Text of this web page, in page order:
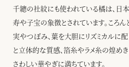
千總の社紋にも使われている橘は、日
寿や子宝の象徴とされています。ころん
実やつぼみ、葉を大胆にリズミカルに
と立体的な質感、箔糸やラメ糸の煌め
さわしい華やぎに満ちています。